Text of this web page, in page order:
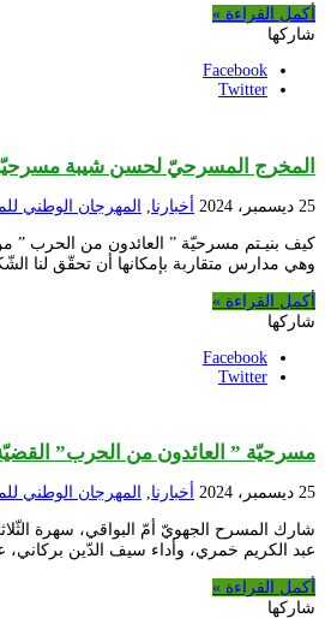
أكمل القراءة »
شاركها
Facebook
Twitter
المخرج المسرحيّ لحسن شيبة
25 ديسمبر، 2024 أخبارنا المهرجان الوطني
كيف بنيـتم مسرحيّة ” العائدون من الحرب ”
وهي مدارس متقاربة بإمكانها أن تحقّق لنا
أكمل القراءة »
شاركها
Facebook
Twitter
مسرحيّة ” العائدون من الحرب”
25 ديسمبر، 2024 أخبارنا المهرجان الوطني
شارك المسرح الجهويّ أمّ البواقي، سهرة
عبد الكريم خمري، وأداء سيف الدّين
أكمل القراءة »
شاركها